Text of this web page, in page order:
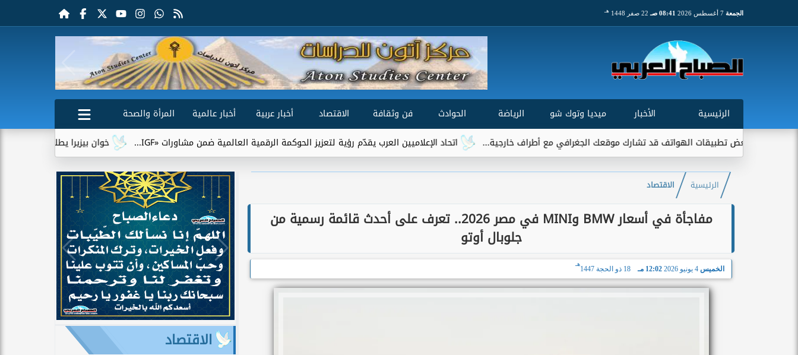
الجمعة 08:41 صـ 22 صفر 1448 هـ
الرئيسية الأخبار ميديا وتوك شو الرياضة الحوادث فن وثقافة الاقتصاد أخبار عربية أخبار عالمية
المرأة والصحة
خوان بيزيرا يطلب الرحيل عن الزمالك..
اتحاد الإعلاميين العرب يقدّم رؤية لتعزيز الحوكمة الرقمية العالمية ضمن مشاورات «IGF... بعض تطبيقات الهواتف قد تشارك موقعك الجغرافي مع أطراف خارجية...
الرئيسية الاقتصاد
مفاجأة في أسعار BMW وMINI في مصر 2026.. تعرف على أحدث قائمة رسمية من
جلوبال أوتو
الخميس 4 يونيو 2026 12:02 مـ 18 ذو الحجة 1447
هـ
الاقتصاد